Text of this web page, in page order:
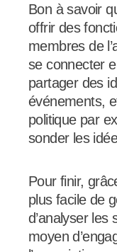
Bon à savoir
offrir des
membres de
se connecter
partager des
événements,
politique par
sonder les
Pour finir,
plus facile de
d’analyser les
moyen